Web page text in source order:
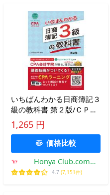
いちばんわかる日商簿記３
級の教科書 第２版/ＣＰＡ
会計学院
1,265 円
価格比較
Honya Club.com
Yahoo!店
4.7 (7,151件)